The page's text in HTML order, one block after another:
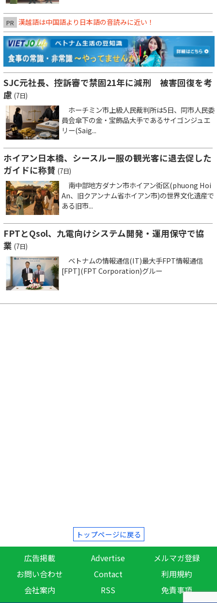
PR 漢越語は中国語より日本語の音読みに近い！
SJC元社長、控訴審で禁固21年に減刑 被害回復を考
慮 (7日)
ホーチミン市上級人民裁判所は5日、同市人民委
員会傘下の金・宝飾品大手であるサイゴンジュエ
リー(Saig...
ホイアン日本橋、シースルー服の観光客に退去促した
ガイドに称賛 (7日)
南中部地方ダナン市ホイアン街区(phuong Hoi
An、旧クアンナム省ホイアン市)の世界文化遺産で
ある旧市...
FPTとQsol、九電向けシステム開発・運用保守で協
業 (7日)
ベトナムの情報通信(IT)最大手FPT情報通信
[FPT](FPT Corporation)グルー
トップページに戻る
広告掲載 Advertise
メルマガ登録
お問い合わせ
Contact
利用規約
会社案内
RSS 免責事項